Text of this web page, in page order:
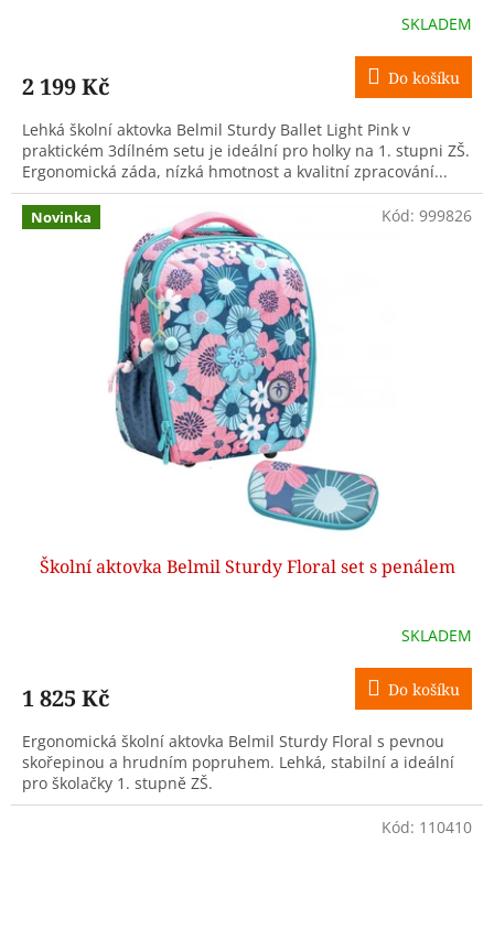
R
M
A
SKLADEM
2 199 Kč Do košíku
Lehká školní aktovka Belmil Sturdy Ballet Light Pink v
praktickém 3dílném setu je ideální pro holky na 1. stupni ZŠ.
Ergonomická záda, nízká hmotnost a kvalitní zpracování...
Novinka
Školní aktovka Belmil Sturdy Floral set s penálem
SKLADEM
1 825 Kč Do košíku
Ergonomická školní aktovka Belmil Sturdy Floral s pevnou
skořepinou a hrudním popruhem. Lehká, stabilní a ideální
pro školačky 1. stupně ZŠ.
Kód: 999826
Kód: 110410